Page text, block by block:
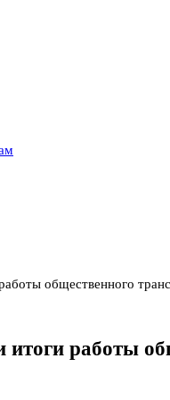
в Крыму
и Крыму — цены,
в ближайшее
общественного
работы